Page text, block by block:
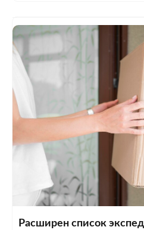
Расширен список